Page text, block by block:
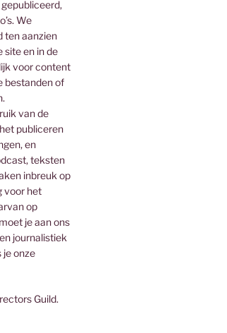
We
ten aanzien
site en in de
voor content
bestanden of
van de
publiceren
en
teksten
inbreuk op
voor het
op
je aan ons
journalistiek
je onze
Guild.